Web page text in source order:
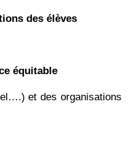
des élèves
équitable
et des organisations